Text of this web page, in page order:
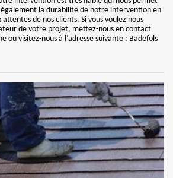
la durabilité de notre intervention en
de nos clients. Si vous voulez nous
de votre projet, mettez-nous en contact
ou visitez-nous à l’adresse suivante : Badefols